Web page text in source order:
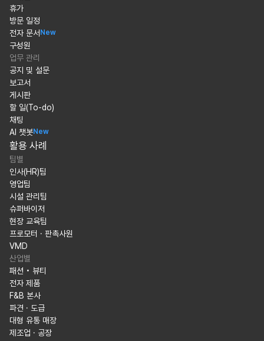
휴가
방문 일정
전자 문서 New
구성원
업무 관리
공지 및 설문
보고서
게시판
할 일(To-do)
채팅
AI 챗봇New
활용 사례
팀별
인사(HR)팀
영업팀
시설 관리팀
슈퍼바이저
현장 교육팀
프로모터 · 판촉사원
VMD
산업별
패션 • 뷰티
전자 제품
F&B 본사
파견 · 도급
대형 유통 매장
제조업 · 공장